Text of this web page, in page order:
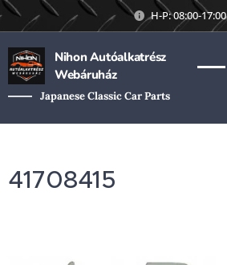
H-P: 08:00-17:00
Nihon Autóalkatrész
Webáruház
Japanese Classic Car Parts
41708415